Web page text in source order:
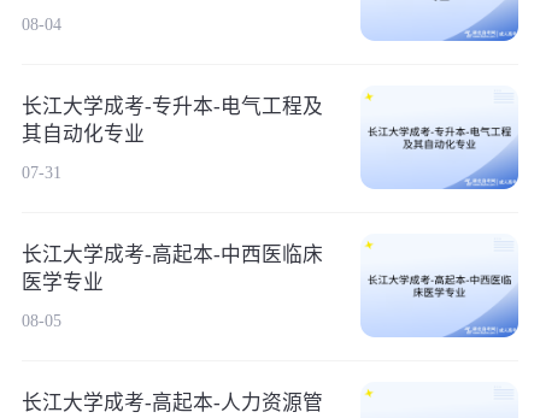
08-04
长江大学成考-专升本-电气工程及
其自动化专业
07-31
长江大学成考-高起本-中西医临床
医学专业
08-05
长江大学成考-高起本-人力资源管